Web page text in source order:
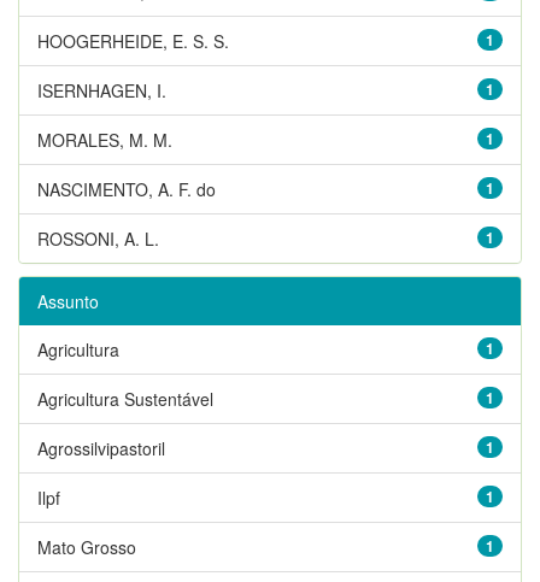
1
HOOGERHEIDE, E. S. S.
1
ISERNHAGEN, I.
1
MORALES, M. M.
1
NASCIMENTO, A. F. do
1
ROSSONI, A. L.
Assunto
1
Agricultura
1
Agricultura Sustentável
1
Agrossilvipastoril
1
Ilpf
1
Mato Grosso